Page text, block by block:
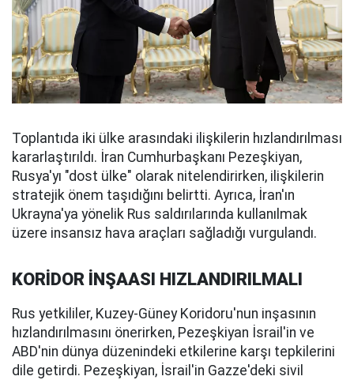
Toplantıda iki ülke arasındaki ilişkilerin hızlandırılması
kararlaştırıldı. İran Cumhurbaşkanı Pezeşkiyan,
Rusya'yı "dost ülke" olarak nitelendirirken, ilişkilerin
stratejik önem taşıdığını belirtti. Ayrıca, İran'ın
Ukrayna'ya yönelik Rus saldırılarında kullanılmak
üzere insansız hava araçları sağladığı vurgulandı.
KORİDOR İNŞAASI HIZLANDIRILMALI
Rus yetkililer, Kuzey-Güney Koridoru'nun inşasının
hızlandırılmasını önerirken, Pezeşkiyan İsrail'in ve
ABD'nin dünya düzenindeki etkilerine karşı tepkilerini
dile getirdi. Pezeşkiyan, İsrail'in Gazze'deki sivil